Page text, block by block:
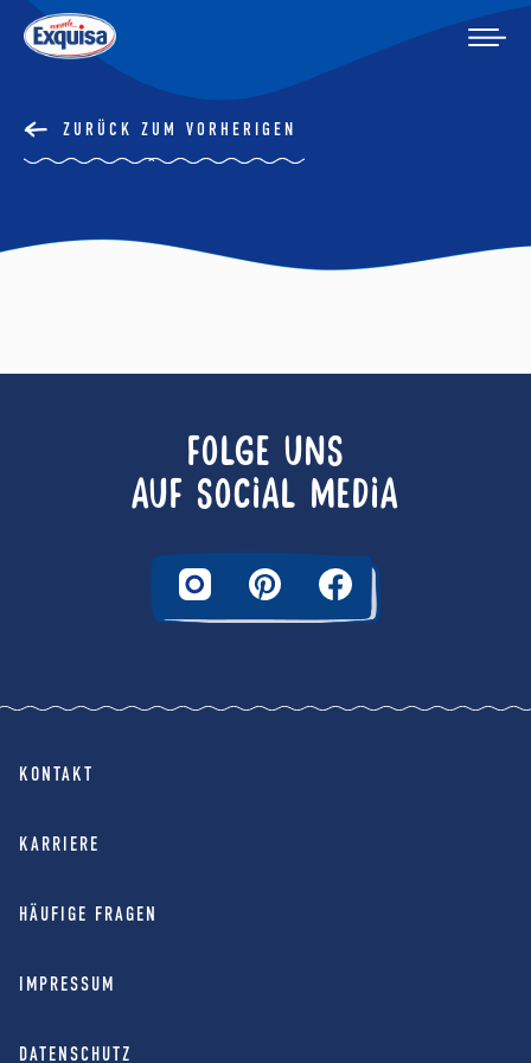
ZURÜCK ZUM VORHERIGEN
FOLGE UNS
AUF SOCIAL MEDIA
KONTAKT
KARRIERE
HÄUFIGE FRAGEN
IMPRESSUM
DATENSCHUTZ